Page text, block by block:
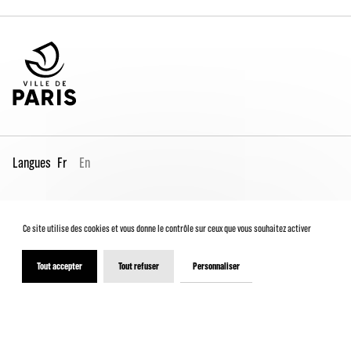
Langues Fr En
Conditions générales de vente
Charte du spectateur
Déclaration d'accessibilité
Ce site utilise des cookies et vous donne le contrôle sur ceux que vous souhaitez activer
Tout accepter Tout refuser Personnaliser